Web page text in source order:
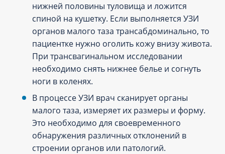
нижней половины туловища и ложится
спиной на кушетку. Если выполняется УЗИ
органов малого таза трансабдоминально, то
пациентке нужно оголить кожу внизу живота.
При трансвагинальном исследовании
необходимо снять нижнее белье и согнуть
ноги в коленях.
В процессе УЗИ врач сканирует органы
малого таза, измеряет их размеры и форму.
Это необходимо для своевременного
обнаружения различных отклонений в
строении органов или патологий.